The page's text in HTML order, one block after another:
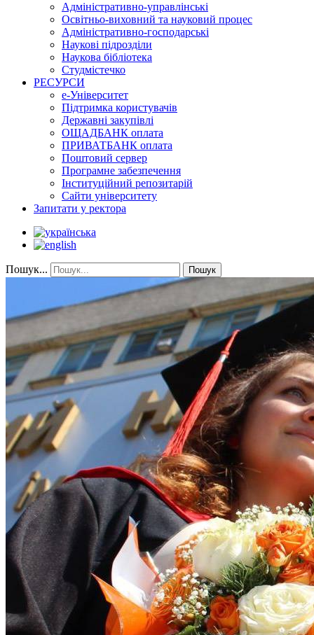
Адміністративно-управлінські
Освітньо-виховний та науковий процес
Адміністративно-господарські
Наукові підрозділи
Наукова бібліотека
Студмістечко
РЕСУРСИ
е-Університет
Підтримка користувачів
Державні закупівлі
ОЩАДБАНК оплата
ПРИВАТБАНК оплата
Поштовий сервер
Програмне забезпечення
Інституційний репозитарій
Сайти університету
Запитати у ректора
Пошук... Пошук